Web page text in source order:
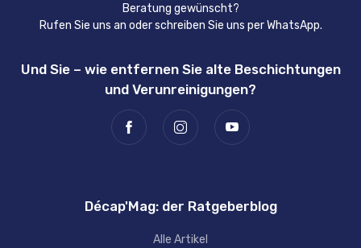
Beratung gewünscht?
Rufen Sie uns an oder schreiben Sie uns per WhatsApp.
Und Sie – wie entfernen Sie alte Beschichtungen
und Verunreinigungen?
Décap'Mag: der Ratgeberblog
Alle Artikel